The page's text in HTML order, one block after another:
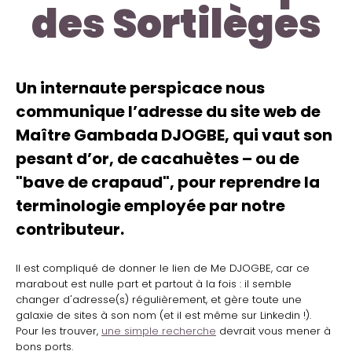
des Sortilèges
Un internaute perspicace nous
communique l’adresse du site web de
Maître Gambada DJOGBE, qui vaut son
pesant d’or, de cacahuètes – ou de
"bave de crapaud", pour reprendre la
terminologie employée par notre
contributeur.
Il est compliqué de donner le lien de Me DJOGBE, car ce
marabout est nulle part et partout à la fois : il semble
changer d'adresse(s) régulièrement, et gère toute une
galaxie de sites à son nom (et il est même sur Linkedin !).
Pour les trouver, une simple recherche devrait vous mener à
bons ports.